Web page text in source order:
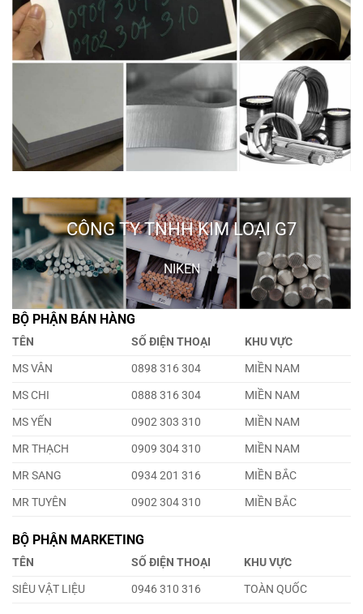
CÔNG TY TNHH KIM LOẠI G7
NIKEN
BỘ PHẬN BÁN HÀNG
TÊN SỐ ĐIỆN THOẠI
KHU VỰC
MS VÂN
0898 316 304
MIỀN NAM
MS CHI
0888 316 304
MIỀN NAM
MS YẾN
0902 303 310
MIỀN NAM
MR THẠCH
0909 304 310
MIỀN NAM
MR SANG
0934 201 316
MIỀN BẮC
MR TUYÊN
0902 304 310 MIỀN BẮC
BỘ PHẬN MARKETING
TÊN SỐ ĐIỆN THOẠI
KHU VỰC
SIÊU VẬT LIỆU
0946 310 316 TOÀN QUỐC